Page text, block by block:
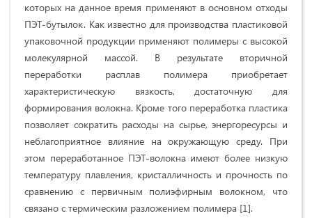
которых на данное время применяют в основном отходы
ПЭТ-бутылок. Как известно для производства пластиковой
упаковочной продукции применяют полимеры с высокой
молекулярной массой. В результате вторичной
переработки расплав полимера приобретает
характеристическую вязкость, достаточную для
формирования волокна. Кроме того переработка пластика
позволяет сократить расходы на сырье, энергоресурсы и
неблагоприятное влияние на окружающую среду. При
этом переработанное ПЭТ-волокна имеют более низкую
температуру плавления, кристалличность и прочность по
сравнению с первичным полиэфирным волокном, что
связано с термическим разложением полимера [1].